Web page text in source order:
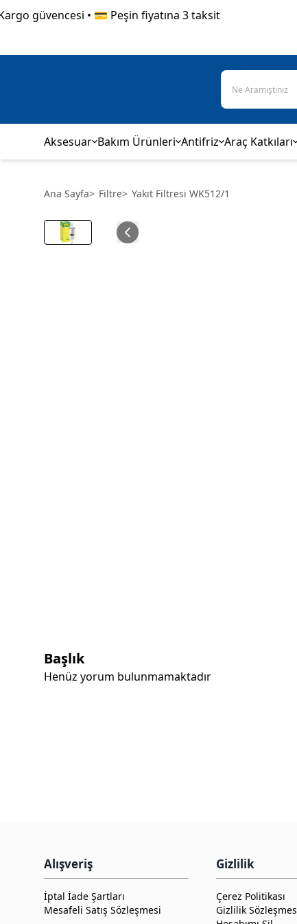
güvencesi • 💳 Peşin fiyatına 3 taksit
Aksesuar Bakım Ürünleri Antifriz Araç Katkıları
Ana Sayfa> Filtre> Yakıt Filtresi WK512/1
Başlık
Henüz yorum bulunmamaktadır
Alışveriş
İptal İade Şartları
Mesafeli Satış Sözleşmesi
Gizlilik
Çerez Politikası
Gizlilik